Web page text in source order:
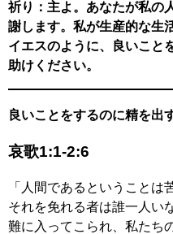
祈り：主よ。あなたが私の
謝します。私が生産的な生
イエスのように、良いこと
助けください。
良いことをするのに精を出
哀歌1:1-2:6
「人間であるということは
それを免れる者は誰一人い
難に入ってこられ、私たち